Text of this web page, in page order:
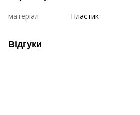
матеріал Пластик
Відгуки